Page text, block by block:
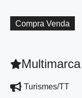
Compra Venda
Multimarca
Turismes/TT